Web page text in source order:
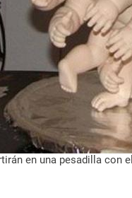
en una pesadilla con